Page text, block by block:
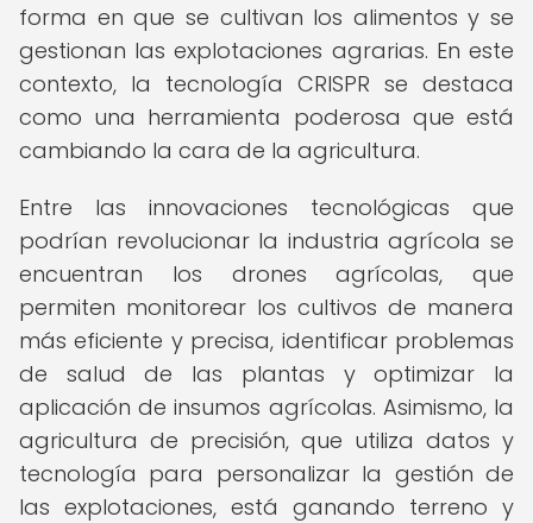
forma en que se cultivan los alimentos y se
gestionan las explotaciones agrarias. En este
contexto, la tecnología CRISPR se destaca
como una herramienta poderosa que está
cambiando la cara de la agricultura.
Entre las innovaciones tecnológicas que
podrían revolucionar la industria agrícola se
encuentran los drones agrícolas, que
permiten monitorear los cultivos de manera
más eficiente y precisa, identificar problemas
de salud de las plantas y optimizar la
aplicación de insumos agrícolas. Asimismo, la
agricultura de precisión, que utiliza datos y
tecnología para personalizar la gestión de
las explotaciones, está ganando terreno y